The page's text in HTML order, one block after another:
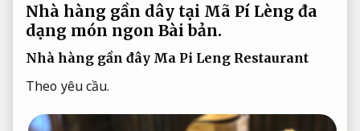
Nhà hàng gần dây tại Mã Pí Lèng đa
dạng món ngon Bài bản.
Nhà hàng gần đây Ma Pi Leng Restaurant
Theo yêu cầu.